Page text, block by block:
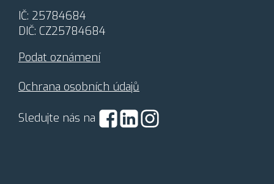
c
h
d
a
ů
IČ: 25784684
DIČ: CZ25784684
Podat oznámení
Ochrana osobních údajů
Sledujte nás na